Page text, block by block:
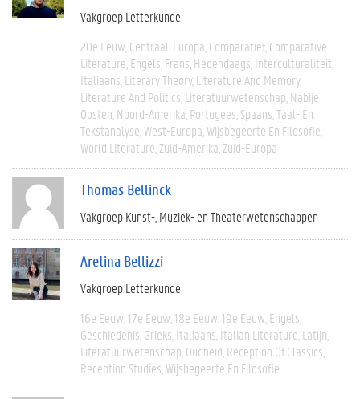
Vakgroep Letterkunde
20e Eeuw Centraal-Europa Comparatief Comparative
Literature Engels Frans Hedendaags Interculturaliteit
Italiaans Literary Theory Literature And Memory
Literature And Politics Literatuurwetenschap Nabije
Oosten Noord-Amerika Portugees Spaans Taal- En
Tekstanalyse West-Europa Wijsbegeerte En Filosofie
World Literature Zuid-Amerika Zuid-Europa
Thomas Bellinck
Vakgroep Kunst-, Muziek- en Theaterwetenschappen
Aretina Bellizzi
Vakgroep Letterkunde
16e Eeuw 17e Eeuw 18e Eeuw 19e Eeuw Engels
Geschiedenis Grieks Italiaans Italian Literature Latijn
Literatuurwetenschap Oudheid Reception Of Classics
Reception Studies Wijsbegeerte En Filosofie